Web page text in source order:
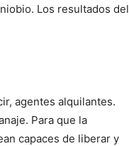
Los resultados del
agentes alquilantes.
Para que la
capaces de liberar y